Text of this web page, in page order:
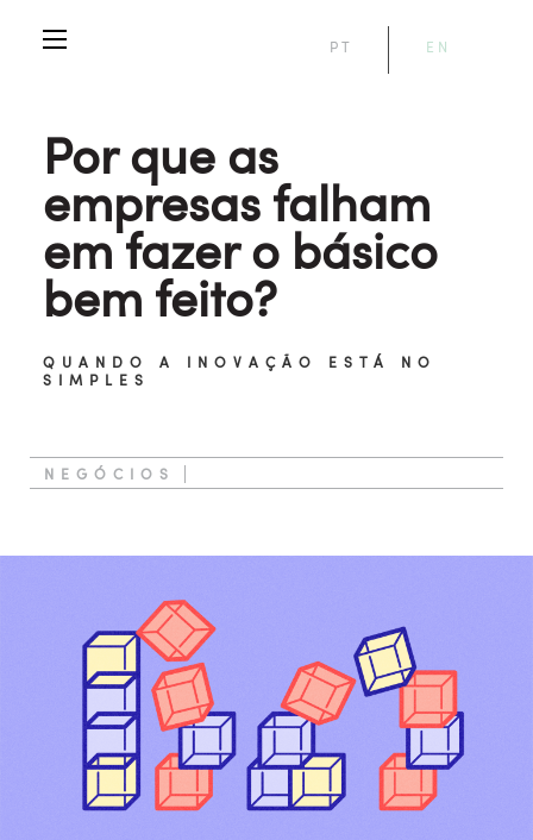
PT EN
Por que as
empresas falham
em fazer o básico
bem feito?
QUANDO A INOVAÇÃO ESTÁ NO
SIMPLES
NEGÓCIOS